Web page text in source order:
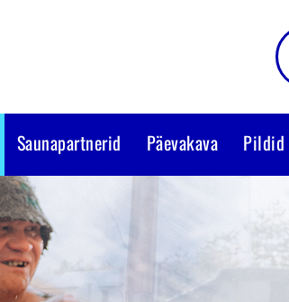
Saunapartnerid Päevakava Pildid